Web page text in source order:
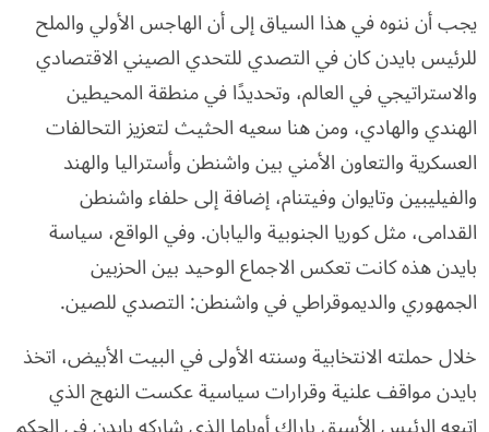
يجب أن ننوه في هذا السياق إلى أن الهاجس الأولي والملح
للرئيس بايدن كان في التصدي للتحدي الصيني الاقتصادي
والاستراتيجي في العالم، وتحديدًا في منطقة المحيطين
الهندي والهادي، ومن هنا سعيه الحثيث لتعزيز التحالفات
العسكرية والتعاون الأمني بين واشنطن وأستراليا والهند
والفيليبين وتايوان وفيتنام، إضافة إلى حلفاء واشنطن
القدامى، مثل كوريا الجنوبية واليابان. وفي الواقع، سياسة
بايدن هذه كانت تعكس الاجماع الوحيد بين الحزبين
الجمهوري والديموقراطي في واشنطن: التصدي للصين.
خلال حملته الانتخابية وسنته الأولى في البيت الأبيض، اتخذ
بايدن مواقف علنية وقرارات سياسية عكست النهج الذي